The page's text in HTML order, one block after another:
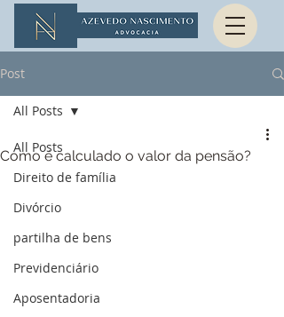
Post
All Posts
Direito de família
Divórcio
partilha de bens
Previdenciário
Aposentadoria
All Posts
Como é calculado o valor da pensão?